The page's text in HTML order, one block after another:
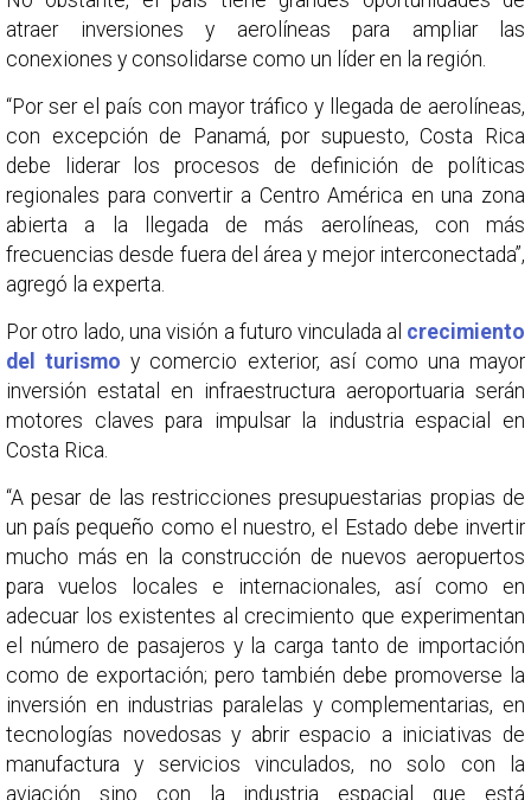
atraer inversiones y aerolíneas para ampliar las
conexiones y consolidarse como un líder en la región.
“Por ser el país con mayor tráfico y llegada de aerolíneas,
con excepción de Panamá, por supuesto, Costa Rica
debe liderar los procesos de definición de políticas
regionales para convertir a Centro América en una zona
abierta a la llegada de más aerolíneas, con más
frecuencias desde fuera del área y mejor interconectada”,
agregó la experta.
Por otro lado, una visión a futuro vinculada al crecimiento
del turismo y comercio exterior, así como una mayor
inversión estatal en infraestructura aeroportuaria serán
motores claves para impulsar la industria espacial en
Costa Rica.
“A pesar de las restricciones presupuestarias propias de
un país pequeño como el nuestro, el Estado debe invertir
mucho más en la construcción de nuevos aeropuertos
para vuelos locales e internacionales, así como en
adecuar los existentes al crecimiento que experimentan
el número de pasajeros y la carga tanto de importación
como de exportación; pero también debe promoverse la
inversión en industrias paralelas y complementarias, en
tecnologías novedosas y abrir espacio a iniciativas de
manufactura y servicios vinculados, no solo con la
aviación sino con la industria espacial que está